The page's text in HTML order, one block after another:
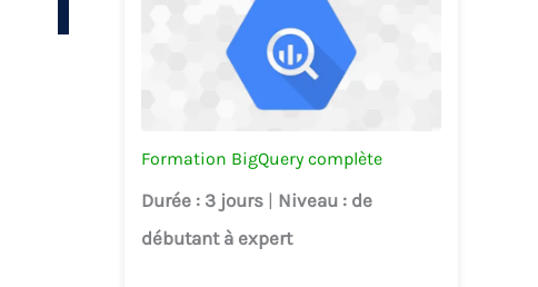
Formation BigQuery complète
Durée : 3 jours | Niveau : de
débutant à expert